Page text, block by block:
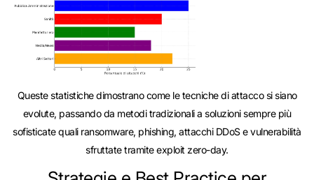
Queste statistiche dimostrano come le tecniche di attacco si siano
evolute, passando da metodi tradizionali a soluzioni sempre più
sofisticate quali ransomware, phishing, attacchi DDoS e vulnerabilità
sfruttate tramite exploit zero-day.